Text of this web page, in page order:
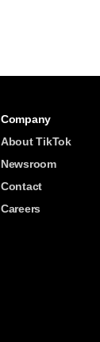
Company
About TikTok
Newsroom
Contact
Careers